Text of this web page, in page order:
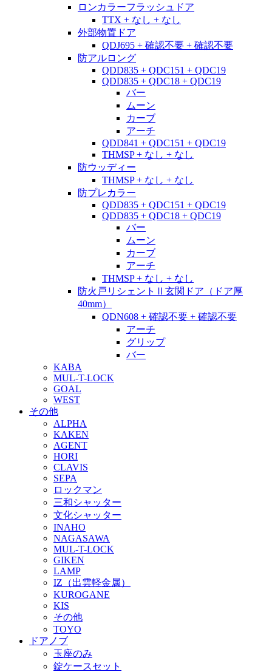
ロンカラーフラッシュドア
TTX + なし + なし
外部物置ドア
QDJ695 + 確認不要 + 確認不要
防アルロング
QDD835 + QDC151 + QDC19
QDD835 + QDC18 + QDC19
バー
ムーン
カーブ
アーチ
QDD841 + QDC151 + QDC19
THMSP + なし + なし
防ウッディー
THMSP + なし + なし
防プレカラー
QDD835 + QDC151 + QDC19
QDD835 + QDC18 + QDC19
バー
ムーン
カーブ
アーチ
THMSP + なし + なし
防火戸リシェントⅡ玄関ドア（ドア厚
40mm）
QDN608 + 確認不要 + 確認不要
アーチ
グリップ
バー
KABA
MUL-T-LOCK
GOAL
WEST
その他
ALPHA
KAKEN
AGENT
HORI
CLAVIS
SEPA
ロックマン
三和シャッター
文化シャッター
INAHO
NAGASAWA
MUL-T-LOCK
GIKEN
LAMP
IZ（出雲軽金属）
KUROGANE
KIS
その他
TOYO
ドアノブ
玉座のみ
錠ケースセット